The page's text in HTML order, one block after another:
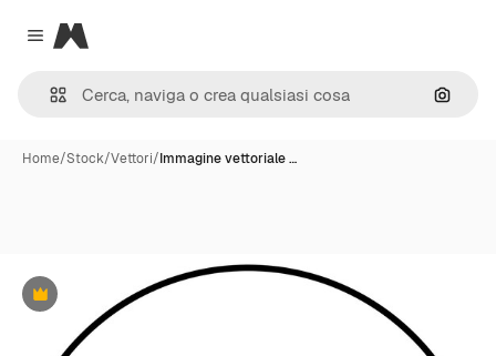
Close menu
Magnific
Cerca
Home/Stock/Vettori/Immagine vettoriale …
Premium